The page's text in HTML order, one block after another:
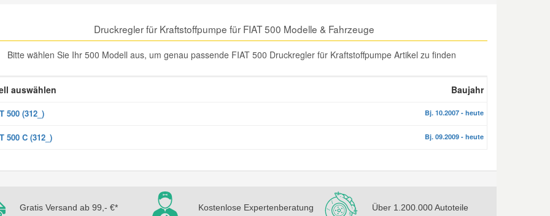
Druckregler für Kraftstoffpumpe für FIAT 500 Modelle & Fahrzeuge
Bitte wählen Sie Ihr 500 Modell aus, um genau passende FIAT 500 Druckregler für Kraftstoffpumpe Artikel zu finden
auswählen Baujahr
500 (312_) Bj. 10.2007 - heute
500 C (312_) Bj. 09.2009 - heute
Gratis Versand ab 99,- €* Kostenlose Expertenberatung Über 1.200.000 Autoteile